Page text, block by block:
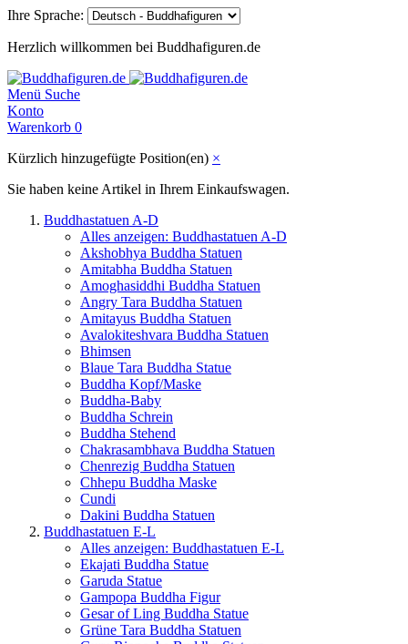
Ihre Sprache:
Herzlich willkommen bei Buddhafiguren.de
Menü Suche
Konto
Warenkorb 0
Kürzlich hinzugefügte Position(en) ×
Sie haben keine Artikel in Ihrem Einkaufswagen.
Buddhastatuen A-D
Alles anzeigen: Buddhastatuen A-D
Akshobhya Buddha Statuen
Amitabha Buddha Statuen
Amoghasiddhi Buddha Statuen
Angry Tara Buddha Statuen
Amitayus Buddha Statuen
Avalokiteshvara Buddha Statuen
Bhimsen
Blaue Tara Buddha Statue
Buddha Kopf/Maske
Buddha-Baby
Buddha Schrein
Buddha Stehend
Chakrasambhava Buddha Statuen
Chenrezig Buddha Statuen
Chhepu Buddha Maske
Cundi
Dakini Buddha Statuen
Buddhastatuen E-L
Alles anzeigen: Buddhastatuen E-L
Ekajati Buddha Statue
Garuda Statue
Gampopa Buddha Figur
Gesar of Ling Buddha Statue
Grüne Tara Buddha Statuen